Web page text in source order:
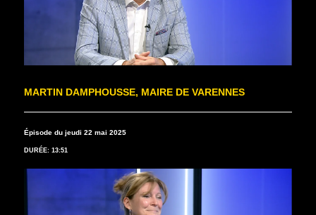
MARTIN DAMPHOUSSE, MAIRE DE VARENNES
Épisode du jeudi 22 mai 2025
DURÉE: 13:51